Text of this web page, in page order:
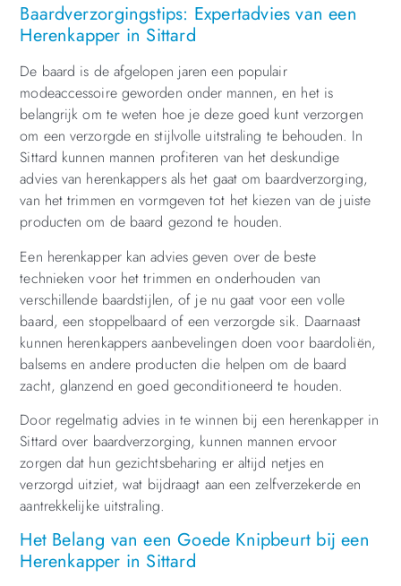
Baardverzorgingstips: Expertadvies van een
Herenkapper in Sittard
De baard is de afgelopen jaren een populair
modeaccessoire geworden onder mannen, en het is
belangrijk om te weten hoe je deze goed kunt verzorgen
om een verzorgde en stijlvolle uitstraling te behouden. In
Sittard kunnen mannen profiteren van het deskundige
advies van herenkappers als het gaat om baardverzorging,
van het trimmen en vormgeven tot het kiezen van de juiste
producten om de baard gezond te houden.
Een herenkapper kan advies geven over de beste
technieken voor het trimmen en onderhouden van
verschillende baardstijlen, of je nu gaat voor een volle
baard, een stoppelbaard of een verzorgde sik. Daarnaast
kunnen herenkappers aanbevelingen doen voor baardoliën,
balsems en andere producten die helpen om de baard
zacht, glanzend en goed geconditioneerd te houden.
Door regelmatig advies in te winnen bij een herenkapper in
Sittard over baardverzorging, kunnen mannen ervoor
zorgen dat hun gezichtsbeharing er altijd netjes en
verzorgd uitziet, wat bijdraagt aan een zelfverzekerde en
aantrekkelijke uitstraling.
Het Belang van een Goede Knipbeurt bij een
Herenkapper in Sittard